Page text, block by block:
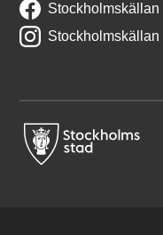
Stockholmskällan